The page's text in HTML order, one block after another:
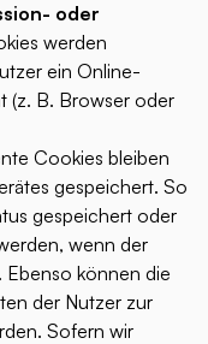
oder
werden
ein Online-
(z. B. Browser oder
Cookies bleiben
gespeichert. So
gespeichert oder
wenn der
können die
der Nutzer zur
Sofern wir